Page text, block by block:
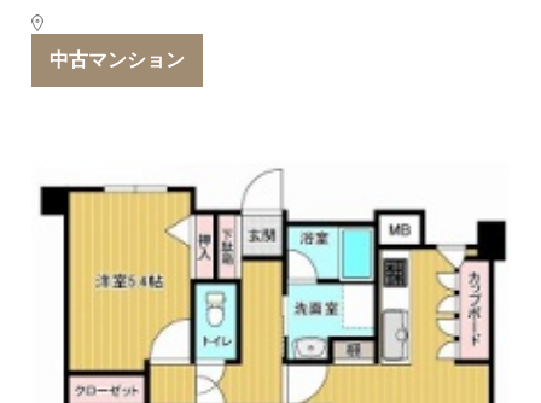
中古マンション